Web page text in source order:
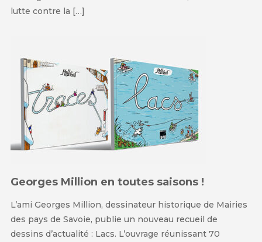
lutte contre la […]
Georges Million en toutes saisons !
L’ami Georges Million, dessinateur historique de Mairies
des pays de Savoie, publie un nouveau recueil de
dessins d’actualité : Lacs. L’ouvrage réunissant 70